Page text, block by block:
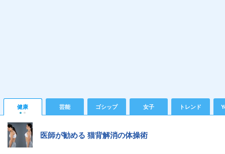
健康 芸能 ゴシップ 女子 トレンド
医師が勧める 猫背解消の体操術